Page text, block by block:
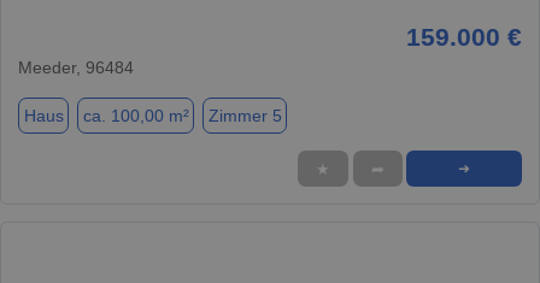
159.000 €
Meeder, 96484
Haus ca. 100,00 m² Zimmer 5
★ ➦ ➜